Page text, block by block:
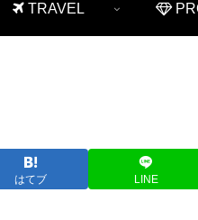
TRAVEL
はてブ LINE